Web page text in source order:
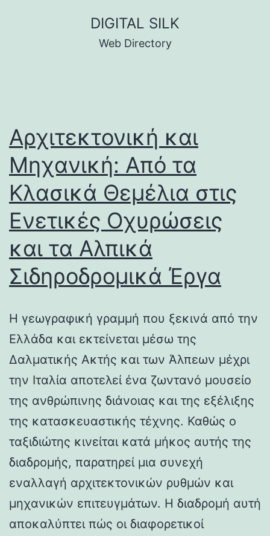
DIGITAL SILK
Web Directory
Αρχιτεκτονική και
Μηχανική: Από τα
Κλασικά Θεμέλια στις
Ενετικές Οχυρώσεις
και τα Αλπικά
Σιδηροδρομικά Έργα
Η γεωγραφική γραμμή που ξεκινά από την
Ελλάδα και εκτείνεται μέσω της
Δαλματικής Ακτής και των Άλπεων μέχρι
την Ιταλία αποτελεί ένα ζωντανό μουσείο
της ανθρώπινης διάνοιας και της εξέλιξης
της κατασκευαστικής τέχνης. Καθώς ο
ταξιδιώτης κινείται κατά μήκος αυτής της
διαδρομής, παρατηρεί μια συνεχή
εναλλαγή αρχιτεκτονικών ρυθμών και
μηχανικών επιτευγμάτων. Η διαδρομή αυτή
αποκαλύπτει πώς οι διαφορετικοί